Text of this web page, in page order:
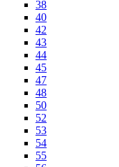
38
40
42
43
44
45
47
48
50
52
53
54
55